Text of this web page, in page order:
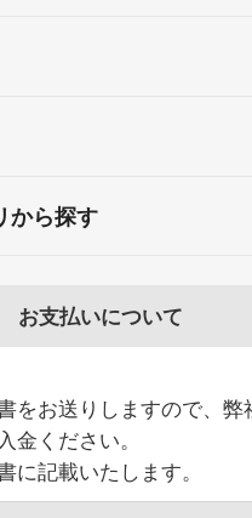
お支払いについて
をお送りしますので、弊
金ください。
に記載いたします。
から探す